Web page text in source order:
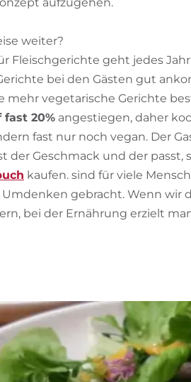
weiter?
Fleischgerichte geht jedes
bei den Gästen gut
mehr vegetarische Gerichte
fast 20% angestiegen, daher
fast nur noch vegan. Der
der Geschmack und der passt,
kaufen. sind für viele
gebracht. Wenn wir
bei der Ernährung erzielt